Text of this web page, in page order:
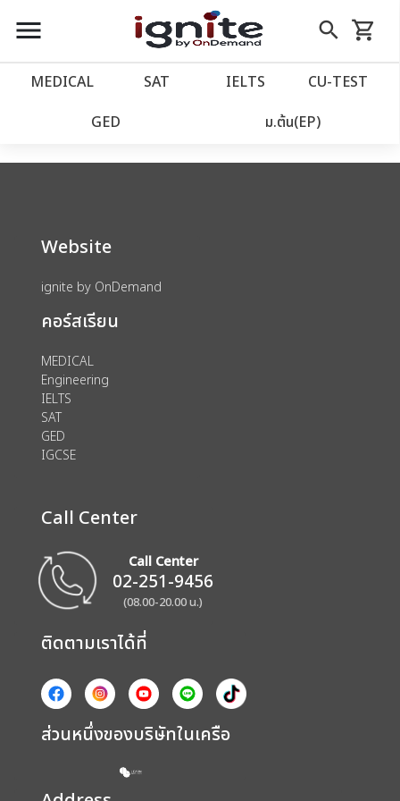
close
account_balance หน้าแรก
เว็บไซต์อิกไนท์
account_circle เข้าสู่ระบบ
assignment ลงทะเบียน
menu search
Skip
to
shopping_cart
รถเข็น
MEDICAL SAT IELTS CU‑TEST
GED ม.ต้น(EP)
We could not find anything for catalog
category view s sat subject test id 379
Website
ignite by OnDemand
คอร์สเรียน
MEDICAL
Engineering
IELTS
SAT
GED
IGCSE
Call Center
Call Center
02-251-9456
(08.00-20.00 น.)
ติดตามเราได้ที่
ส่วนหนึ่งของบริษัทในเครือ